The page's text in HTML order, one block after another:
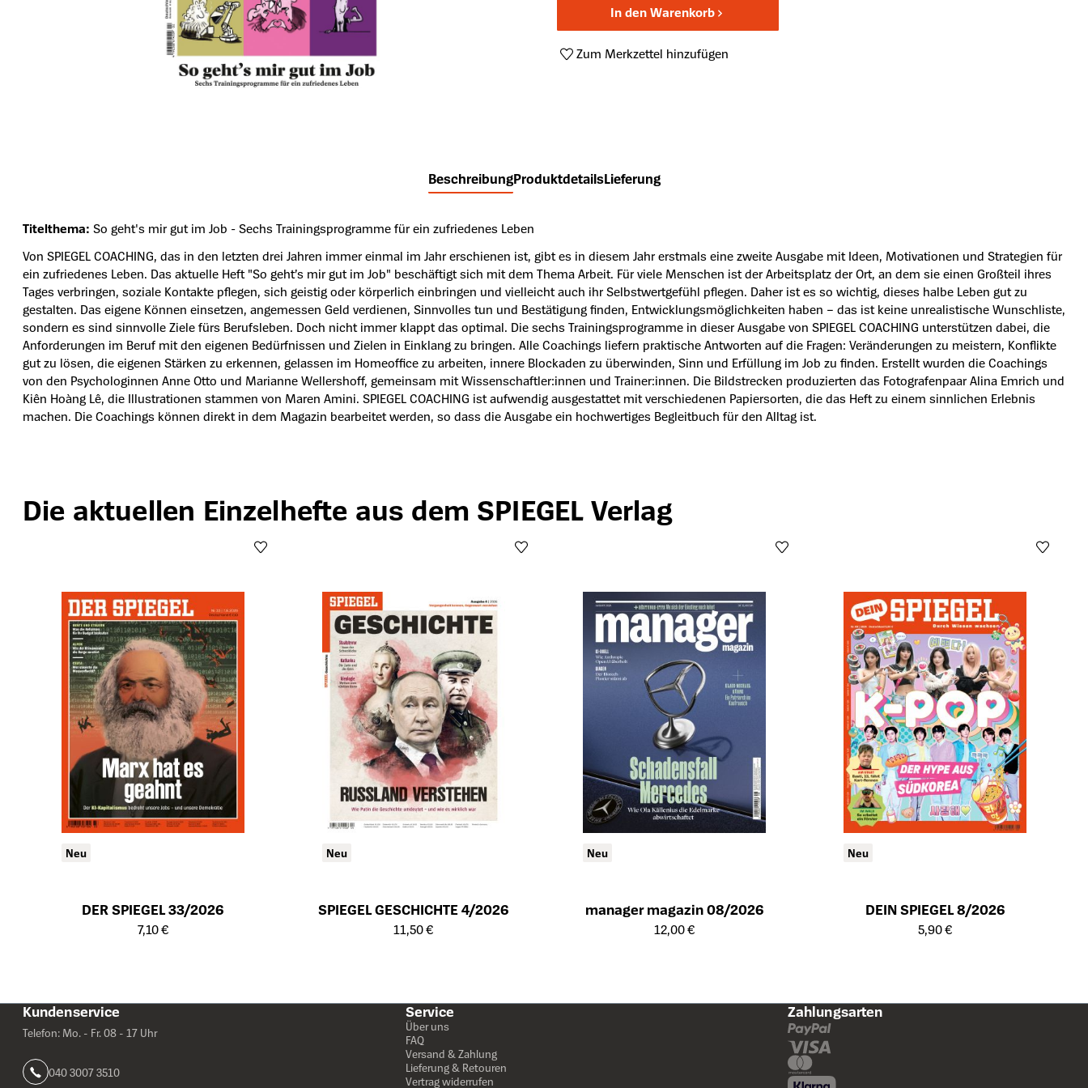
In den Warenkorb
Zum Merkzettel hinzufügen
BeschreibungProduktdetailsLieferung
Titelthema: So geht's mir gut im Job - Sechs Trainingsprogramme für ein zufriedenes Leben
Von SPIEGEL COACHING, das in den letzten drei Jahren immer einmal im Jahr erschienen ist, gibt es in diesem Jahr erstmals eine zweite Ausgabe mit Ideen, Motivationen und Strategien für
ein zufriedenes Leben. Das aktuelle Heft "So geht’s mir gut im Job" beschäftigt sich mit dem Thema Arbeit. Für viele Menschen ist der Arbeitsplatz der Ort, an dem sie einen Großteil ihres
Tages verbringen, soziale Kontakte pflegen, sich geistig oder körperlich einbringen und vielleicht auch ihr Selbstwertgefühl pflegen. Daher ist es so wichtig, dieses halbe Leben gut zu
gestalten. Das eigene Können einsetzen, angemessen Geld verdienen, Sinnvolles tun und Bestätigung finden, Entwicklungsmöglichkeiten haben – das ist keine unrealistische Wunschliste,
sondern es sind sinnvolle Ziele fürs Berufsleben. Doch nicht immer klappt das optimal. Die sechs Trainingsprogramme in dieser Ausgabe von SPIEGEL COACHING unterstützen dabei, die
Anforderungen im Beruf mit den eigenen Bedürfnissen und Zielen in Einklang zu bringen. Alle Coachings liefern praktische Antworten auf die Fragen: Veränderungen zu meistern, Konflikte
gut zu lösen, die eigenen Stärken zu erkennen, gelassen im Homeoffice zu arbeiten, innere Blockaden zu überwinden, Sinn und Erfüllung im Job zu finden. Erstellt wurden die Coachings
von den Psychologinnen Anne Otto und Marianne Wellershoff, gemeinsam mit Wissenschaftler:innen und Trainer:innen. Die Bildstrecken produzierten das Fotografenpaar Alina Emrich und
Kiên Hoàng Lê, die Illustrationen stammen von Maren Amini. SPIEGEL COACHING ist aufwendig ausgestattet mit verschiedenen Papiersorten, die das Heft zu einem sinnlichen Erlebnis
machen. Die Coachings können direkt in dem Magazin bearbeitet werden, so dass die Ausgabe ein hochwertiges Begleitbuch für den Alltag ist.
Produktgalerie überspringen
Die aktuellen Einzelhefte aus dem SPIEGEL Verlag
Neu
DER SPIEGEL 33/2026
Öffnet die Detailseite des Produkts
7,10 €
Neu
SPIEGEL GESCHICHTE 4/2026
Öffnet die Detailseite des Produkts
11,50 €
Neu
manager magazin 08/2026
Öffnet die Detailseite des Produkts
12,00 €
Neu
DEIN SPIEGEL 8/2026
Öffnet die Detailseite des Produkts
5,90 €
Kundenservice
Telefon: Mo. - Fr. 08 - 17 Uhr
040 3007 3510
Service
Über uns
FAQ
Versand & Zahlung
Lieferung & Retouren
Vertrag widerrufen
Zahlungsarten